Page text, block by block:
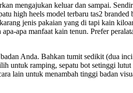
mengajukan keluar dan sampai.
high heels model terbaru tas2
jenis pakaian yang di tapi kain
apa manfaat kain tenun. Prefer
Anda. Bahkan tumit sedikit (dua
untuk ramping, sepatu bot setinggi
lain untuk menambah tinggi badan